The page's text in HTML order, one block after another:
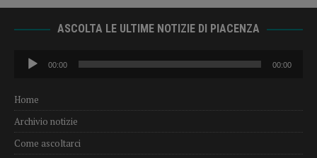
ASCOLTA LE ULTIME NOTIZIE DI PIACENZA
Audio
Player
00:00 00:00
Home
Archivio notizie
Come ascoltarci